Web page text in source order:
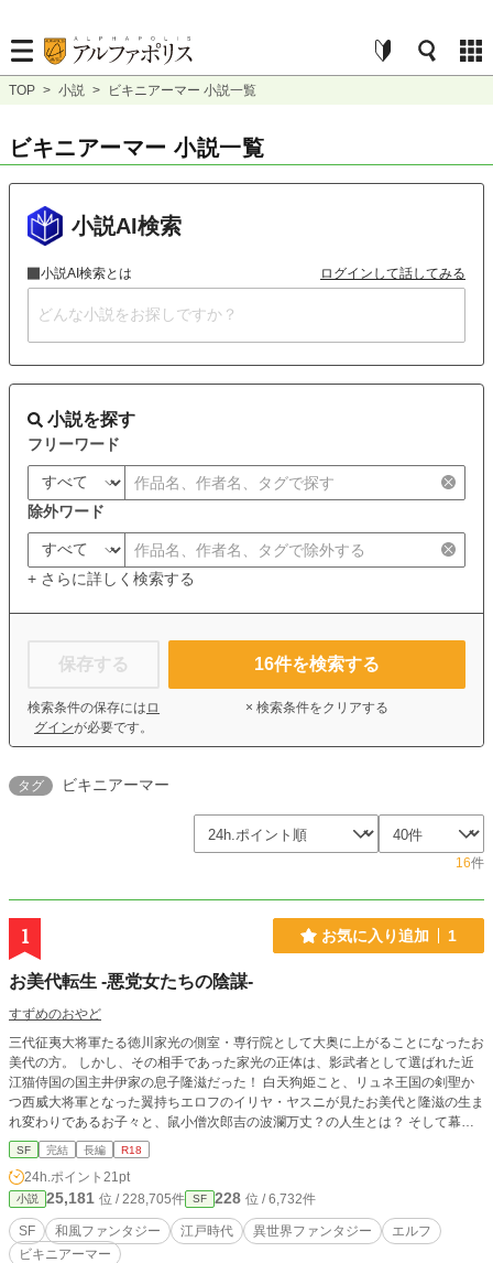
TOP > 小説 > ビキニアーマー 小説一覧
ビキニアーマー 小説一覧
小説AI検索
小説AI検索とは ログインして話してみる
小説を探す
フリーワード
除外ワード
+ さらに詳しく検索する
保存する
検索条件の保存には ロ
グインが必要です。
16件を検索する
× 検索条件をクリアする
タグ ビキニアーマー
16件
1 お気に入り追加 1
お美代転生 -悪党女たちの陰謀-
すずめのおやど
三代征夷大将軍たる徳川家光の側室・専行院として大奥に上がることになったお
美代の方。 しかし、その相手であった家光の正体は、影武者として選ばれた近
江猫侍国の国主井伊家の息子隆滋だった！ 白天狗姫こと、リュネ王国の剣聖か
つ西威大将軍となった翼持ちエロフのイリヤ・ヤスニが見たお美代と隆滋の生ま
れ変わりであるお子々と、鼠小僧次郎吉の波瀾万丈？の人生とは？ そして幕府
老中にして少年将軍家綱の側室であり、徳川綱吉の母親となった痴女皇国黒薔薇
騎士団欧州分団長＆フランス共和国特殊行政・軍事顧問員のジョスリーヌ・メル
ランはいかな策を取るのか？ 寄宿学校の女生徒全員を孕ませた他悪事多数の世
紀の悪女シモーヌ・エドワルダだけでなく、悪女お美代…そして変態用務員シュ
ウサク三兄弟の血を引く次郎吉の運命はどうなるのか？ 聖院世界シリーズにし
て、大人に読める話にせざるを得なかったスピンオフ作品が今ここに！
SF 完結 長編 R18
24h.ポイント 21pt
小説 25,181 位 / 228,705件 SF 228 位 / 6,732件
SF 和風ファンタジー 江戸時代 異世界ファンタジー
エルフ
ビキニアーマー